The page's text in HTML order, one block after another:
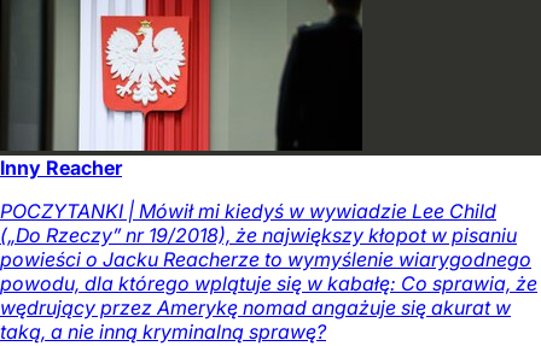
Inny Reacher
POCZYTANKI | Mówił mi kiedyś w wywiadzie Lee Child
(„Do Rzeczy” nr 19/2018), że największy kłopot w pisaniu
powieści o Jacku Reacherze to wymyślenie wiarygodnego
powodu, dla którego wplątuje się w kabałę: Co sprawia, że
wędrujący przez Amerykę nomad angażuje się akurat w
taką, a nie inną kryminalną sprawę?